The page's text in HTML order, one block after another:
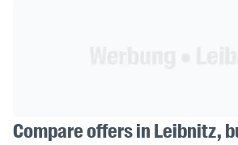
Compare offers in Leibnitz,